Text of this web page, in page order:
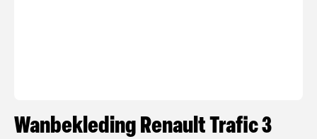
Wanbekleding Renault Trafic 3